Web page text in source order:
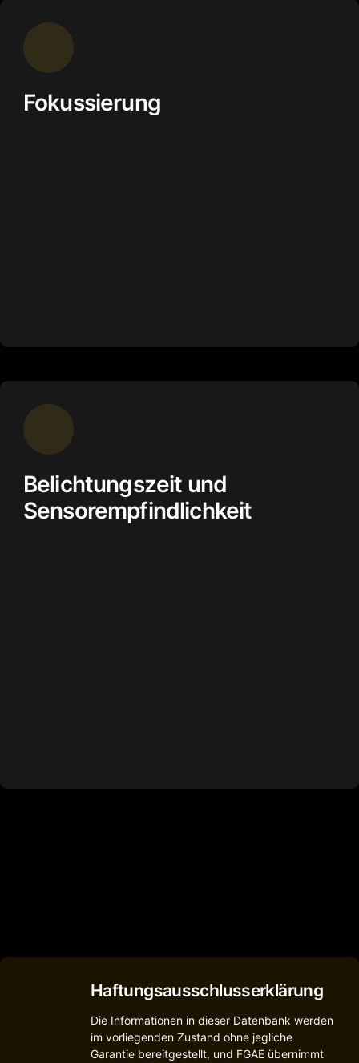
Fokussierung
Belichtungszeit und
Sensorempfindlichkeit
Haftungsausschlusserklärung
Die Informationen in dieser Datenbank werden
im vorliegenden Zustand ohne jegliche
Garantie bereitgestellt, und FGAE übernimmt